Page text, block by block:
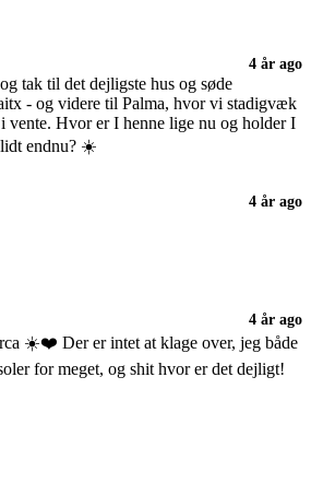
4 år ago
tak til det dejligste hus og søde
- og videre til Palma, hvor vi stadigvæk
vente. Hvor er I henne lige nu og holder I
endnu? ☀️
4 år ago
4 år ago
☀️❤️ Der er intet at klage over, jeg både
for meget, og shit hvor er det dejligt!